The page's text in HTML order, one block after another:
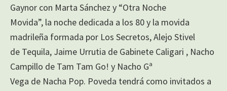
Gaynor con Marta Sánchez y “Otra Noche
Movida”, la noche dedicada a los 80 y la movida
madrileña formada por Los Secretos, Alejo Stivel
de Tequila, Jaime Urrutia de Gabinete Caligari , Nacho
Campillo de Tam Tam Go! y Nacho Gª
Vega de Nacha Pop. Poveda tendrá como invitados a